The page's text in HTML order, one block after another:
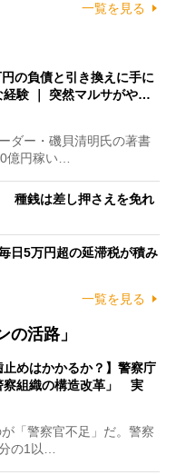
一覧を見る
の負債と引き換えに手に
経験 ｜ 突然マルサがや…
ダー・磯貝清明氏の著書
億円稼い…
種銭は差し押さえを免れ
日5万円超の延滞税が積み
一覧を見る
活路」
止めはかかるか？】警察庁
察組織の構造改革」 実
「警察官不足」だ。警察
の1以…